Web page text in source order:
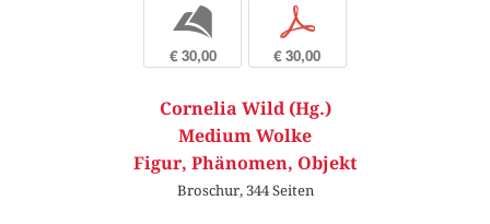
b
€ 30,00
p
€ 30,00
Cornelia Wild (Hg.)
Medium Wolke
Figur, Phänomen, Objekt
Broschur, 344 Seiten